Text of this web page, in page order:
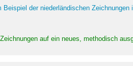
der niederländischen
auf ein neues, methodisch